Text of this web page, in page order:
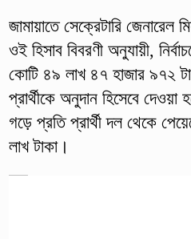
জামায়াতে সেক্রেটারি জেনারেল
ওই হিসাব বিবরণী অনুযায়ী,
কোটি ৪৯ লাখ ৪৭ হাজার ৯৭২
প্রার্থীকে অনুদান হিসেবে দেওয়া
গড়ে প্রতি প্রার্থী দল থেকে
লাখ টাকা।